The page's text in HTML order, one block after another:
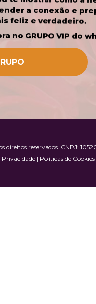
feliz e verdadeiro.
no GRUPO VIP do
direitos reservados. CNPJ:
Privacidade | Políticas de Cookies